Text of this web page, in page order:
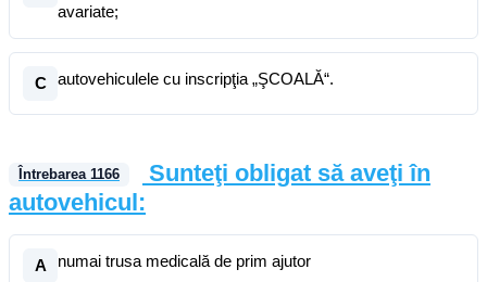
avariate;
C autovehiculele cu inscripţia „ŞCOALĂ“.
Întrebarea 1166
Sunteţi obligat să aveţi în
autovehicul:
A numai trusa medicală de prim ajutor